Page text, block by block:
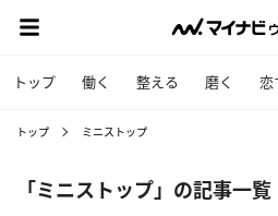
トップ 働く 整える 磨く 恋
トップ ミニストップ
「ミニストップ」の記事一覧